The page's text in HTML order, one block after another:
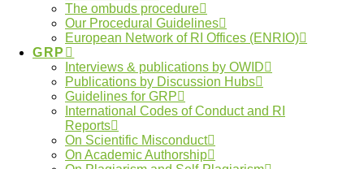
The ombuds procedure
Our Procedural Guidelines
European Network of RI Offices (ENRIO)
GRP
Interviews & publications by OWID
Publications by Discussion Hubs
Guidelines for GRP
International Codes of Conduct and RI
Reports
On Scientific Misconduct
On Academic Authorship
Das Buch beleuchtet allgemein und anhand der drei
Schwerpunktthemen Plagiate, Autorschaften und
Forschungsdatensystemische Problematiken und
skizziert mögliche Lösungsansätze. Neben der
gedruckten Fassung ist es auch alsOpen-Access-
Publikationverfügbar.
Weitere Informationen zum Buch (inkl. Download)